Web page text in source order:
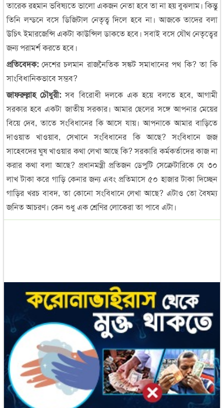
তারেক রহমান ভবিষ্যতে ভালো একজন নেতা হবে তা না হয় বুঝলাম। কিন্তু
তিনি লন্ডনে বসে ডিজিটাল নেতৃত্ব দিলে হবে না। আজকে তাদের বলা
উচিৎ ইমারজেন্সি একটা কাউন্সিল ডাকতে হবে। সবাই বসে যৌথ নেতৃত্বের
জন্য পরামর্শ করতে হবে।
প্রতিবেদক: দেশের চলমান রাজনৈতিক সঙ্কট সমাধানের পথ কি? তা কি
সাংবিধানিকভাবে সম্ভব?
জাফরুল্লাহ চৌধুরী: সব বিরোধী দলকে এক হয়ে বলতে হবে, আগামী
সরকার হবে একটা জাতীয় সরকার। আমার ছেলের সঙ্গে আপনার মেয়ের
বিয়ে দেব, তাতে সংবিধানের কি আসে যায়। আপনাকে আমার বাড়িতে
দাওয়াত খাওয়াব, সেখানে সংবিধানের কি আছে? সংবিধানে জজ
সাহেবদের ঘুষ খাওয়ার কথা লেখা আছে কি? সরকারি কর্মকর্তাদের কাজ না
করার কথা বলা আছে? প্রধানমন্ত্রী প্রতিজন ডেপুটি সেক্রেটারিকে যে ৩০
লাখ টাকা করে গাড়ি কেনার জন্য এবং প্রতিমাসে ৫০ হাজার টাকা দিচ্ছেন
গাড়ির খরচ বাবদ, তা কোনো সংবিধানে লেখা আছে? এটাও তো বৈষম্য
জনিত আচরণ। কেন শুধু এক শ্রেণির লোকেরা তা পাবে এটা।